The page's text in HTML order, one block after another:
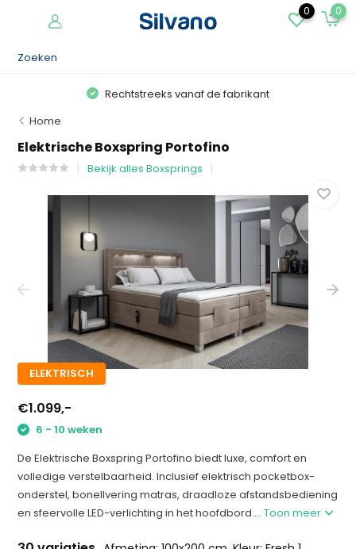
0 0
Rechtstreeks vanaf de fabrikant
Home
Elektrische Boxspring Portofino
Bekijk alles Boxsprings
ELEKTRISCH
€1.099,-
6 - 10 weken
De Elektrische Boxspring Portofino biedt luxe, comfort en
volledige verstelbaarheid. Inclusief elektrisch pocketbox-
onderstel, bonellvering matras, draadloze afstandsbediening
en sfeervolle LED-verlichting in het hoofdbord....Toon meer